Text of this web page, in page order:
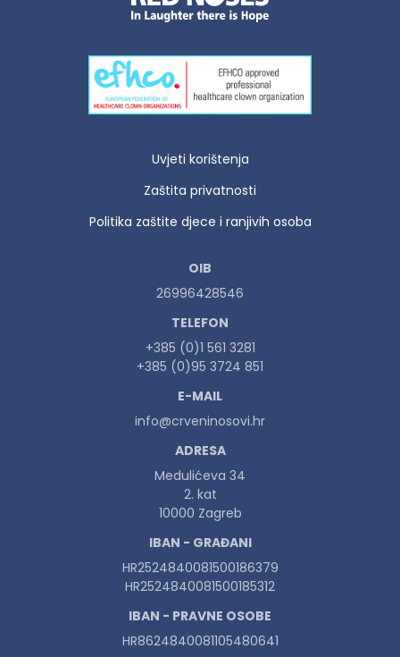
Uvjeti korištenja
Zaštita privatnosti
Politika zaštite djece i ranjivih osoba
OIB
26996428546
TELEFON
+385 (0)1 561 3281
+385 (0)95 3724 851
E-MAIL
info@crveninosovi.hr
ADRESA
Medulićeva 34
2. kat
10000 Zagreb
IBAN - GRAĐANI
HR2524840081500186379
HR2524840081500185312
IBAN - PRAVNE OSOBE
HR8624840081105480641